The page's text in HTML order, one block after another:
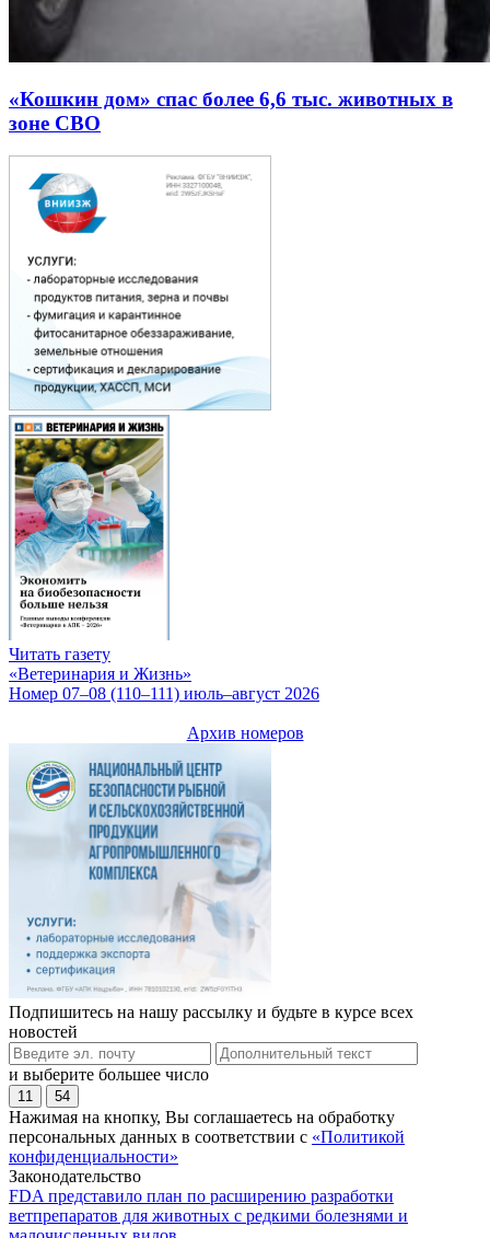
«Кошкин дом» спас более 6,6 тыс. животных в
зоне СВО
Читать газету
«Ветеринария и Жизнь»
Номер 07–08 (110–111) июль–август 2026
Архив номеров
Подпишитесь на нашу рассылку и будьте в курсе всех
новостей
и выберите большее число
11 54
Нажимая на кнопку, Вы соглашаетесь на обработку
персональных данных в соответствии с «Политикой
конфиденциальности»
Законодательство
FDA представило план по расширению разработки
ветпрепаратов для животных с редкими болезнями и